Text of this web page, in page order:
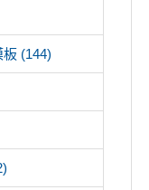
(144)